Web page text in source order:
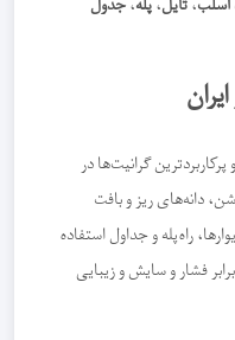
اسلب، تایل، پله، جدول
گرانیت‌ها در
دانه‌های ریز و بافت
راه‌پله و جداول استفاده
فشار و سایش و زیبایی